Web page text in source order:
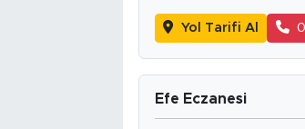
Yol Tarifi Al
Efe Eczanesi